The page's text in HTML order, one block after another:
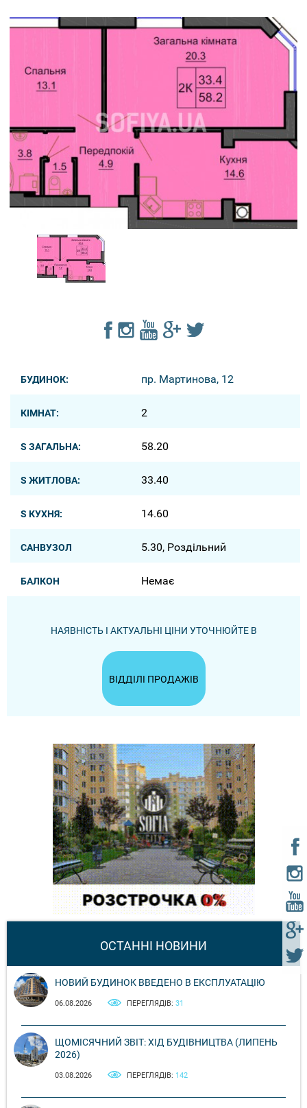
БУДИНОК: пр. Мартинова, 12
КІМНАТ: 2
S ЗАГАЛЬНА: 58.20
S ЖИТЛОВА: 33.40
S КУХНЯ: 14.60
САНВУЗОЛ 5.30, Роздільний
БАЛКОН Немає
НАЯВНІСТЬ І АКТУАЛЬНІ ЦІНИ УТОЧНЮЙТЕ В
ВІДДІЛІ ПРОДАЖІВ
ОСТАННІ НОВИНИ
НОВИЙ БУДИНОК ВВЕДЕНО В ЕКСПЛУАТАЦІЮ
06.08.2026 ПЕРЕГЛЯДІВ: 31
ЩОМІСЯЧНИЙ ЗВІТ: ХІД БУДІВНИЦТВА (ЛИПЕНЬ
2026)
03.08.2026 ПЕРЕГЛЯДІВ: 142